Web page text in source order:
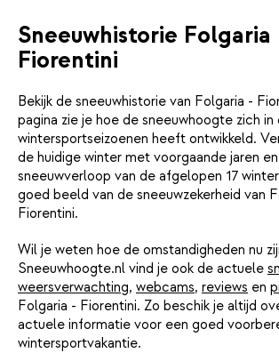
Sneeuwhistorie Folgaria
Fiorentini
Bekijk de sneeuwhistorie van Folgaria -
pagina zie je hoe de sneeuwhoogte zich
wintersportseizoenen heeft ontwikkeld.
de huidige winter met voorgaande jaren
sneeuwverloop van de afgelopen 17
goed beeld van de sneeuwzekerheid van
Fiorentini.
Wil je weten hoe de omstandigheden nu
Sneeuwhoogte.nl vind je ook de actuele
weersverwachting, webcams, reviews en
Folgaria - Fiorentini. Zo beschik je altijd
actuele informatie voor een goed
wintersportvakantie.